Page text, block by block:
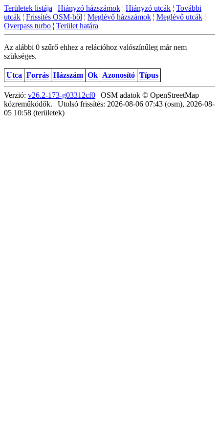
Területek listája ¦ Hiányzó házszámok ¦ Hiányzó utcák ¦ További
utcák ¦ Frissítés OSM-ből ¦ Meglévő házszámok ¦ Meglévő utcák ¦
Overpass turbo ¦ Terület határa
Az alábbi 0 szűrő ehhez a relációhoz valószínűleg már nem
szükséges.
Utca Forrás Házszám Ok Azonosító Típus
Verzió: v26.2-173-g03312cf0 ¦ OSM adatok © OpenStreetMap
közreműködők. ¦ Utolsó frissítés: 2026-08-06 07:43 (osm), 2026-08-
05 10:58 (területek)